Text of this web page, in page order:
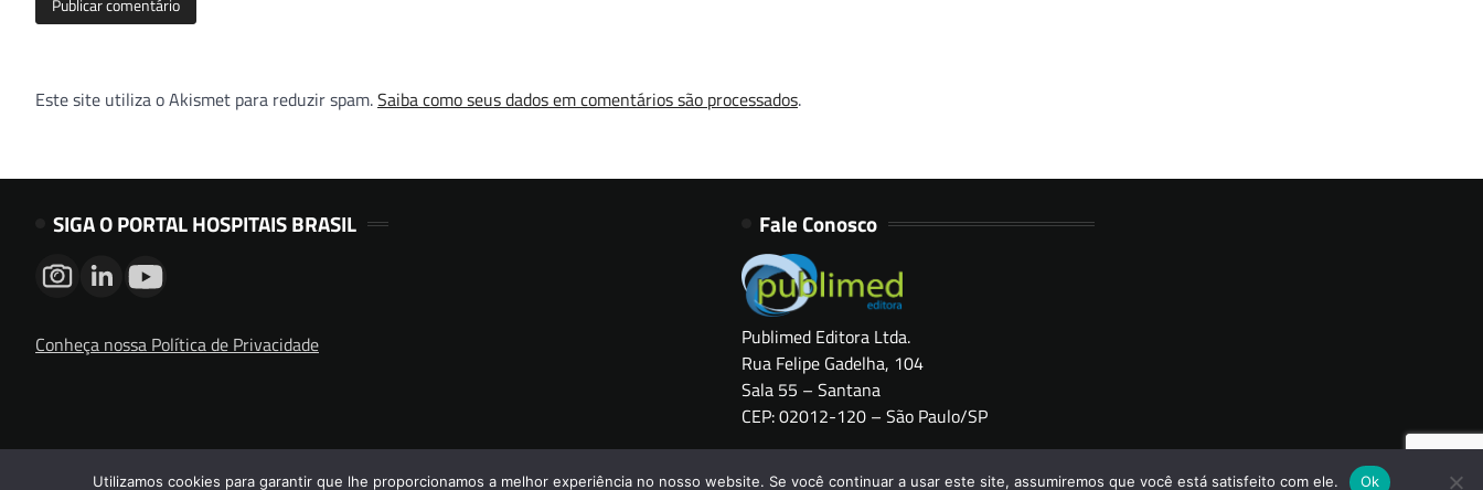
Este site utiliza o Akismet para reduzir spam.Saiba como seus dados em comentários são processados.
SIGA O PORTAL HOSPITAIS BRASIL
Conheça nossa Política de Privacidade
Fale Conosco
Publimed Editora Ltda.
Rua Felipe Gadelha, 104
Sala 55 – Santana
CEP: 02012-120 – São Paulo/SP
Utilizamos cookies para garantir que lhe proporcionamos a melhor experiência no nosso website. Se você continuar a usar este site, assumiremos que você está satisfeito com ele. Ok